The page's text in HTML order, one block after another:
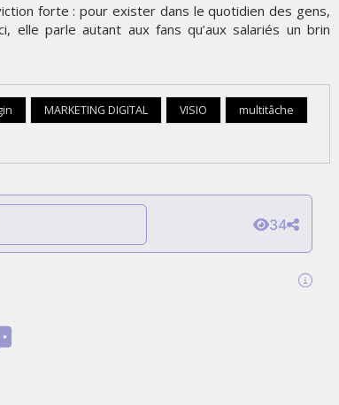
forte : pour exister dans le quotidien des gens,
elle parle autant aux fans qu’aux salariés un brin
MARKETING DIGITAL VISIO
multitâche
34